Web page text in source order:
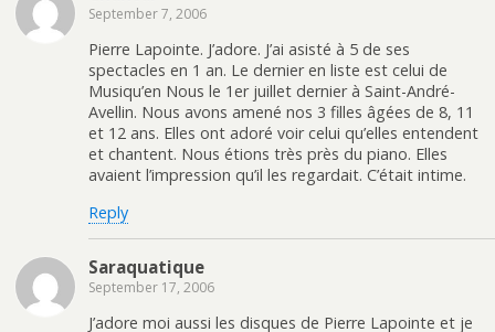
September 7, 2006
Pierre Lapointe. J’adore. J’ai asisté à 5 de ses
spectacles en 1 an. Le dernier en liste est celui de
Musiqu’en Nous le 1er juillet dernier à Saint-André-
Avellin. Nous avons amené nos 3 filles âgées de 8, 11
et 12 ans. Elles ont adoré voir celui qu’elles entendent
et chantent. Nous étions très près du piano. Elles
avaient l’impression qu’il les regardait. C’était intime.
Reply
Saraquatique
September 17, 2006
J’adore moi aussi les disques de Pierre Lapointe et je